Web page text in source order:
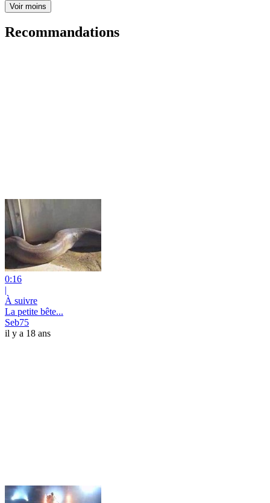
Voir moins
Recommandations
0:16
|
À suivre
La petite bête...
Seb75
il y a 18 ans